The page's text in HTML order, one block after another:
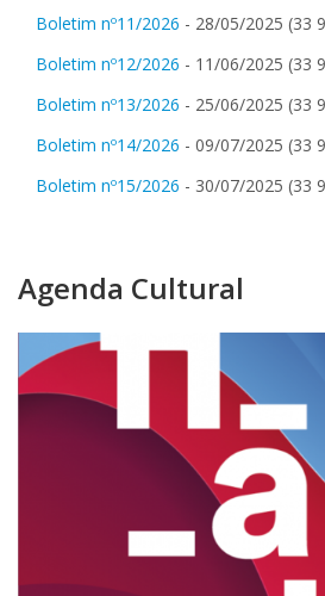
Boletim nº11/2026 - 28/05/2025 (33
Boletim nº12/2026 - 11/06/2025 (33
Boletim nº13/2026 - 25/06/2025 (33
Boletim nº14/2026 - 09/07/2025 (33
Boletim nº15/2026 - 30/07/2025 (33
Agenda Cultural